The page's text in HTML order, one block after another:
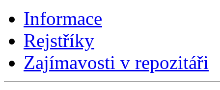
Informace
Rejstříky
Zajímavosti v repozitáři